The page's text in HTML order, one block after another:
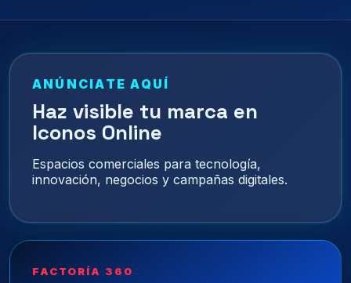
ANÚNCIATE AQUÍ
Haz visible tu marca en
Iconos Online
Espacios comerciales para tecnología,
innovación, negocios y campañas digitales.
FACTORÍA 360